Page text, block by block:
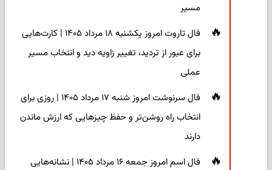
مسیر
فال تاروت امروز یکشنبه ۱۸ مرداد ۱۴۰۵ | کارت‌هایی
برای عبور از تردید، تغییر زاویه دید و انتخاب مسیر
عملی
فال سرنوشت امروز شنبه ۱۷ مرداد ۱۴۰۵ | روزی برای
انتخاب راه روشن‌تر و حفظ چیزهایی که ارزش ماندن
دارند
فال اسم امروز جمعه ۱۶ مرداد ۱۴۰۵ | نشانه‌هایی